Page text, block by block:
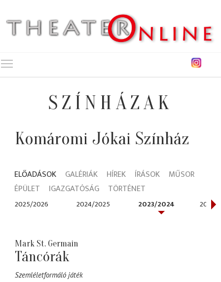
SZÍNHÁZAK
Komáromi Jókai Színház
ELŐADÁSOK GALÉRIÁK HÍREK ÍRÁSOK
MŰSOR
ÉPÜLET
IGAZGATÓSÁG TÖRTÉNET
2025/2026 2024/2025 2023/2024 2022/
Mark St. Germain
Táncórák
Szemléletformáló játék